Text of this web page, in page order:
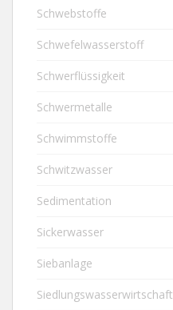
Schwebstoffe
Schwefelwasserstoff
Schwerflüssigkeit
Schwermetalle
Schwimmstoffe
Schwitzwasser
Sedimentation
Sickerwasser
Siebanlage
Siedlungswasserwirtschaft